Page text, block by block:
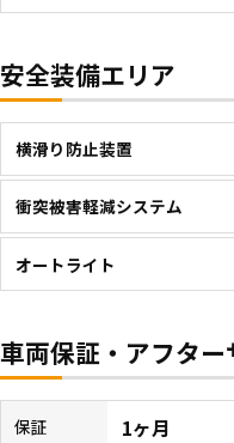
安全装備エリア
横滑り防止装置
衝突被害軽減システム
オートライト
車両保証・アフター
保証 1ヶ月